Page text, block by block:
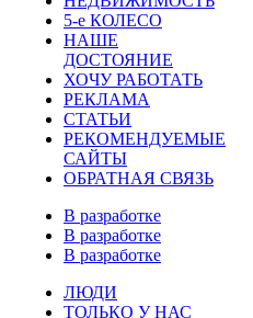
5-е КОЛЕСО
НАШЕ
ДОСТОЯНИЕ
ХОЧУ РАБОТАТЬ
РЕКЛАМА
СТАТЬИ
РЕКОМЕНДУЕМЫЕ
САЙТЫ
ОБРАТНАЯ СВЯЗЬ
В разработке
В разработке
В разработке
ЛЮДИ
ТОЛЬКО У НАС